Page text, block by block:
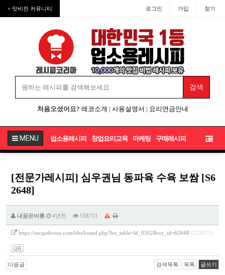
+ 맛비전 커뮤니티 로그인 가입 찾기
처음오셨어요? 레코소개 | 사용설명서 | 요리연금안내
MENU 업소용레시피 창업요리교육 마케팅 구매레시피
[전문가레시피] 심우권님 동파육 수육 보쌈 [S6
2648]
내꿈은비룡 4년전 558751
https://recipekorea.com/bbs/board.php?bo_table=ld_0502&wr_id=62648 (253013)
다음글 검색목록 목록 글쓰기